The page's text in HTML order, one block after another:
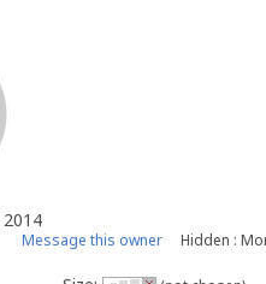
Reviewer
2014
Message this owner Hidden :